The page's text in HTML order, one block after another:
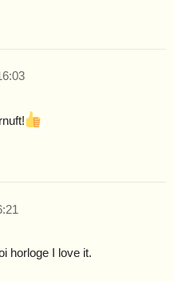
horloge I love it.